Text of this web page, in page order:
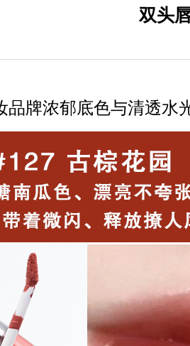
双头
牌浓郁底色与清透水